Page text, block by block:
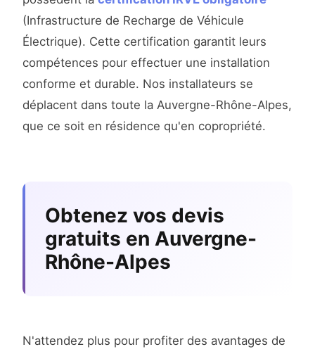
(Infrastructure de Recharge de Véhicule
Électrique). Cette certification garantit leurs
compétences pour effectuer une installation
conforme et durable. Nos installateurs se
déplacent dans toute la Auvergne-Rhône-Alpes,
que ce soit en résidence qu'en copropriété.
Obtenez vos devis
gratuits en Auvergne-
Rhône-Alpes
N'attendez plus pour profiter des avantages de